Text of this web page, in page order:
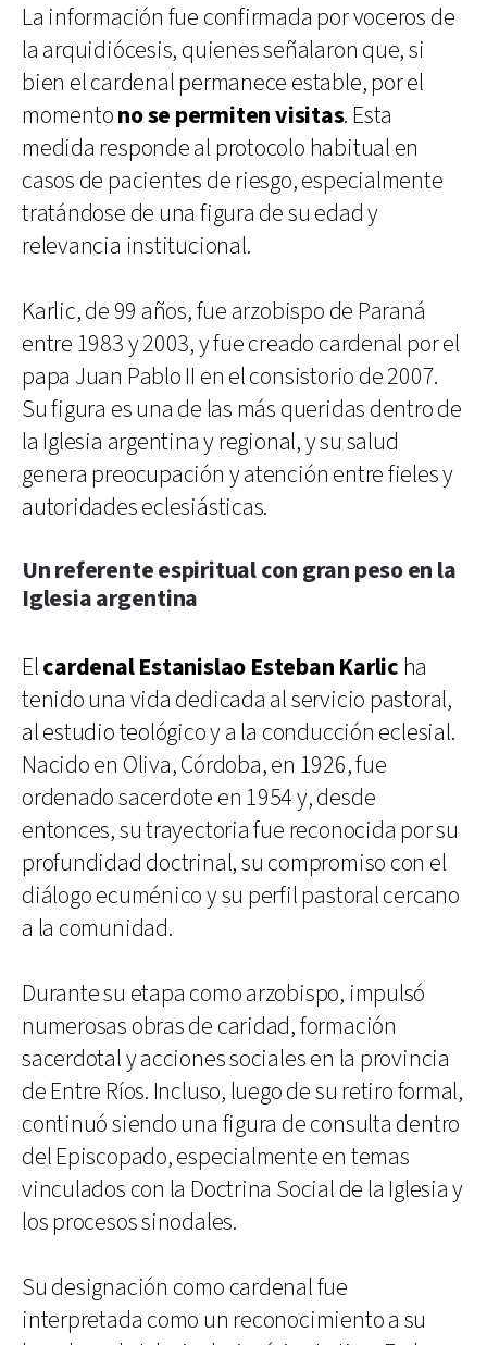
La información fue confirmada por voceros de
la arquidiócesis, quienes señalaron que, si
bien el cardenal permanece estable, por el
momentono se permiten visitas. Esta
medida responde al protocolo habitual en
casos de pacientes de riesgo, especialmente
tratándose de una figura de su edad y
relevancia institucional.
Karlic, de 99 años, fue arzobispo de Paraná
entre 1983 y 2003, y fue creado cardenal por el
papa Juan Pablo II en el consistorio de 2007.
Su figura es una de las más queridas dentro de
la Iglesia argentina y regional, y su salud
genera preocupación y atención entre fieles y
autoridades eclesiásticas.
Un referente espiritual con gran peso en la
Iglesia argentina
Elcardenal Estanislao Esteban Karlic ha
tenido una vida dedicada al servicio pastoral,
al estudio teológico y a la conducción eclesial.
Nacido en Oliva, Córdoba, en 1926, fue
ordenado sacerdote en 1954 y, desde
entonces, su trayectoria fue reconocida por su
profundidad doctrinal, su compromiso con el
diálogo ecuménico y su perfil pastoral cercano
a la comunidad.
Durante su etapa como arzobispo, impulsó
numerosas obras de caridad, formación
sacerdotal y acciones sociales en la provincia
de Entre Ríos. Incluso, luego de su retiro formal,
continuó siendo una figura de consulta dentro
del Episcopado, especialmente en temas
vinculados con la Doctrina Social de la Iglesia y
los procesos sinodales.
Su designación como cardenal fue
interpretada como un reconocimiento a su